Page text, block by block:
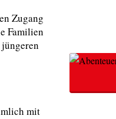
Zugang
Familien
mit